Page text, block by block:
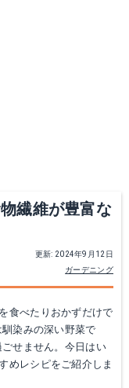
繊維が豊富な
更新: 2024年9月12日
ガーデニング
食べたりおかずだけで
染みの深い野菜で
せません。今日はい
めレシピをご紹介しま